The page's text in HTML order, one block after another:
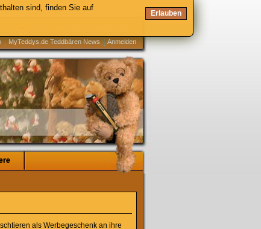
MyTeddys.de Teddbären News Anmelden
als Werbegeschenk an ihre
sind, finden Sie auf
Erlauben